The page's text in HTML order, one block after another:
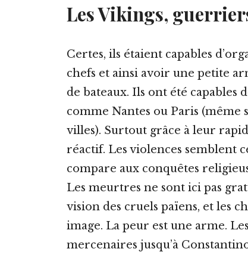
Les Vikings,
Certes, ils étaient capables
chefs et ainsi avoir une petite
de bateaux. Ils ont été capables
comme Nantes ou Paris (même
villes). Surtout grâce à leur
réactif. Les violences semblent
compare aux conquêtes
Les meurtres ne sont ici pas
vision des cruels païens, et les
image. La peur est une arme.
mercenaires jusqu’à